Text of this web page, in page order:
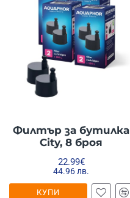
Филтър за бутилка
City, 8 броя
22.99€
44.96 лв.
КУПИ